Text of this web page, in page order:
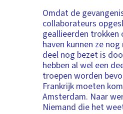
Omdat de
collaborateurs
geallieerden trokken
haven kunnen ze
deel nog bezet is
hebben al wel een
troepen worden
Frankrijk moeten
Amsterdam. Naar
Niemand die het